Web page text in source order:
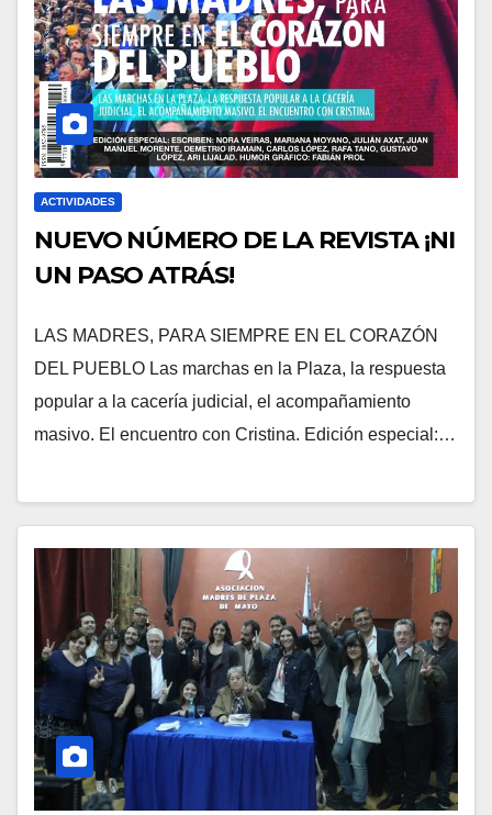
ACTIVIDADES
NUEVO NÚMERO DE LA REVISTA ¡NI
UN PASO ATRÁS!
LAS MADRES, PARA SIEMPRE EN EL CORAZÓN
DEL PUEBLO Las marchas en la Plaza, la respuesta
popular a la cacería judicial, el acompañamiento
masivo. El encuentro con Cristina. Edición especial:…